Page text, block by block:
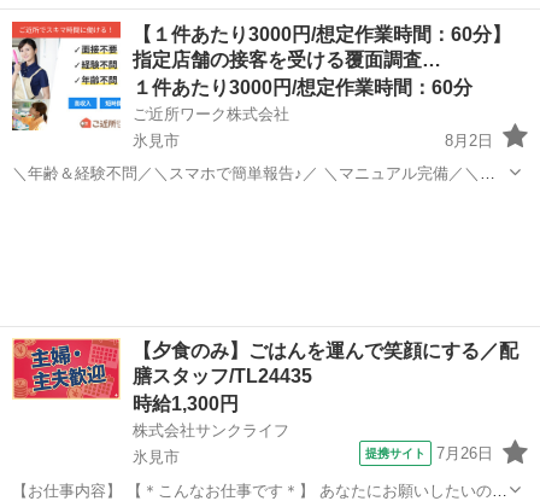
ズの小さな部品の検査業務です。 ①機械から出てきた製品を目視検査
⓶良品、不良品の箱へ仕分ける ③良品製品を集荷工程へ持っていく こ
れを繰...
富山 氷見市 氷見駅 仕分け 時給
【１件あたり3000円/想定作業時間：60分】
指定店舗の接客を受ける覆面調査…
１件あたり3000円/想定作業時間：60分
ご近所ワーク株式会社
氷見市
8月2日
＼年齢＆経験不問／＼スマホで簡単報告♪／ ＼マニュアル完備／＼ス
【夕食のみ】ごはんを運んで笑顔にする／配
膳スタッフ/TL24435
時給1,300円
株式会社サンクライフ
氷見市
提携サイト 7月26日
【お仕事内容】 【＊こんなお仕事です＊】 あなたにお願いしたいの